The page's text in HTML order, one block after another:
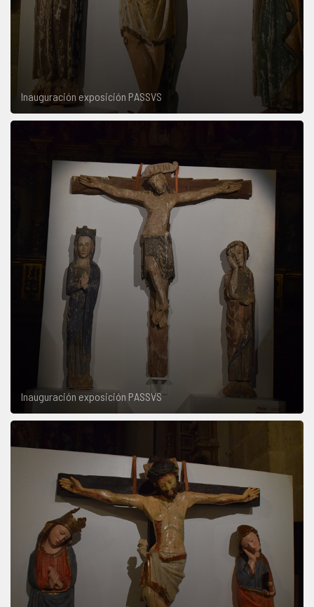
Inauguración exposición PASSVS
Inauguración exposición PASSVS